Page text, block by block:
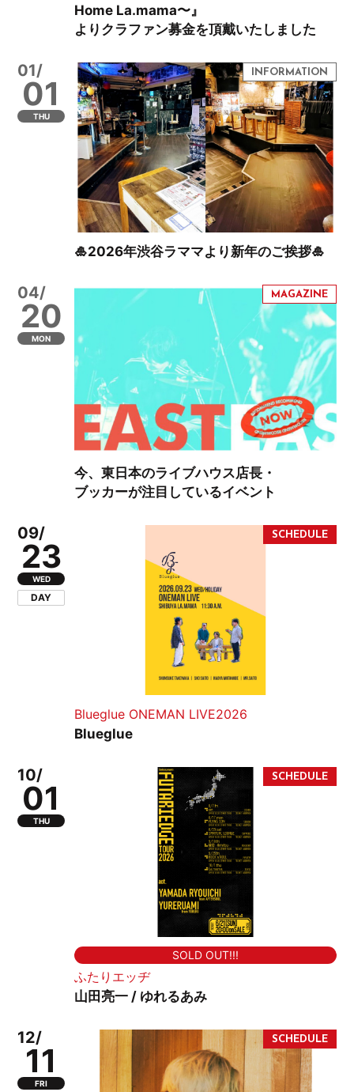
Home La.mama〜』
よりクラファン募金を頂戴いたしました
01/
01
THU
🎍2026年渋谷ラママより新年のご挨拶🎍
04/
20
MON
今、東日本のライブハウス店長・
ブッカーが注目しているイベント
09/
23
WED
DAY
Blueglue ONEMAN LIVE2026
Blueglue
10/
01
THU
SOLD OUT!!!
ふたりエッヂ
山田亮一 / ゆれるあみ
12/
11
FRI